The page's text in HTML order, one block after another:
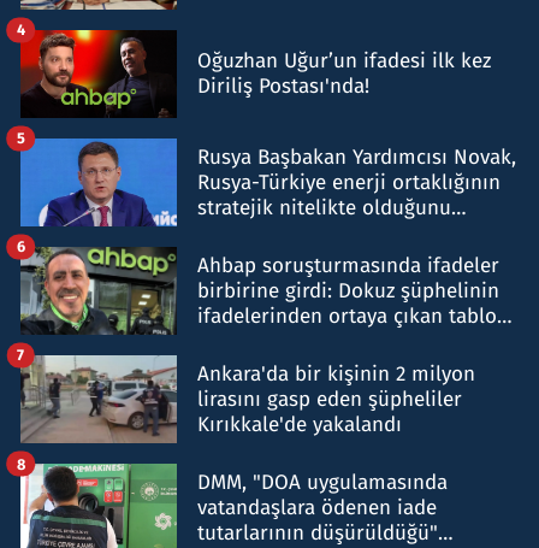
Oğuzhan Uğur’un ifadesi ilk kez
Diriliş Postası'nda!
4
Rusya Başbakan Yardımcısı Novak,
Rusya-Türkiye enerji ortaklığının
stratejik nitelikte olduğunu
5
Ahbap soruşturmasında ifadeler
birbirine girdi: Dokuz şüphelinin
ifadelerinden ortaya çıkan tablo
6
Ankara'da bir kişinin 2 milyon
lirasını gasp eden şüpheliler
Kırıkkale'de yakalandı
7
DMM, "DOA uygulamasında
vatandaşlara ödenen iade
tutarlarının düşürüldüğü"
8